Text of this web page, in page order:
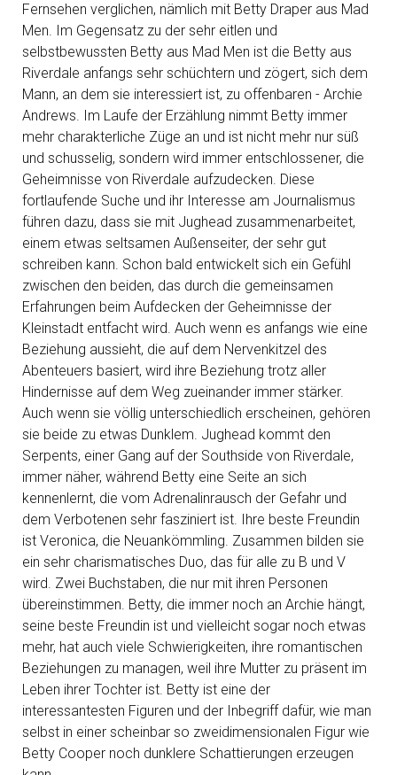
Fernsehen verglichen, nämlich mit Betty Draper aus Mad
Men. Im Gegensatz zu der sehr eitlen und
selbstbewussten Betty aus Mad Men ist die Betty aus
Riverdale anfangs sehr schüchtern und zögert, sich dem
Mann, an dem sie interessiert ist, zu offenbaren - Archie
Andrews. Im Laufe der Erzählung nimmt Betty immer
mehr charakterliche Züge an und ist nicht mehr nur süß
und schusselig, sondern wird immer entschlossener, die
Geheimnisse von Riverdale aufzudecken. Diese
fortlaufende Suche und ihr Interesse am Journalismus
führen dazu, dass sie mit Jughead zusammenarbeitet,
einem etwas seltsamen Außenseiter, der sehr gut
schreiben kann. Schon bald entwickelt sich ein Gefühl
zwischen den beiden, das durch die gemeinsamen
Erfahrungen beim Aufdecken der Geheimnisse der
Kleinstadt entfacht wird. Auch wenn es anfangs wie eine
Beziehung aussieht, die auf dem Nervenkitzel des
Abenteuers basiert, wird ihre Beziehung trotz aller
Hindernisse auf dem Weg zueinander immer stärker.
Auch wenn sie völlig unterschiedlich erscheinen, gehören
sie beide zu etwas Dunklem. Jughead kommt den
Serpents, einer Gang auf der Southside von Riverdale,
immer näher, während Betty eine Seite an sich
kennenlernt, die vom Adrenalinrausch der Gefahr und
dem Verbotenen sehr fasziniert ist. Ihre beste Freundin
ist Veronica, die Neuankömmling. Zusammen bilden sie
ein sehr charismatisches Duo, das für alle zu B und V
wird. Zwei Buchstaben, die nur mit ihren Personen
übereinstimmen. Betty, die immer noch an Archie hängt,
seine beste Freundin ist und vielleicht sogar noch etwas
mehr, hat auch viele Schwierigkeiten, ihre romantischen
Beziehungen zu managen, weil ihre Mutter zu präsent im
Leben ihrer Tochter ist. Betty ist eine der
interessantesten Figuren und der Inbegriff dafür, wie man
selbst in einer scheinbar so zweidimensionalen Figur wie
Betty Cooper noch dunklere Schattierungen erzeugen